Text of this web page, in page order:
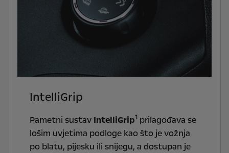
IntelliGrip
Pametni sustavIntelliGrip1prilagođava se
lošim uvjetima podloge kao što je vožnja
po blatu, pijesku ili snijegu, a dostupan je